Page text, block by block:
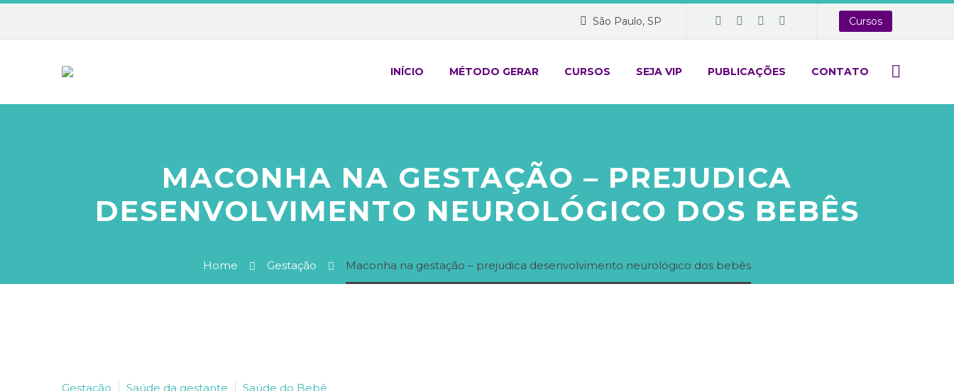
São Paulo, SP Cursos
INÍCIO MÉTODO GERAR CURSOS SEJA VIP PUBLICAÇÕES CONTATO
MACONHA NA GESTAÇÃO – PREJUDICA
DESENVOLVIMENTO NEUROLÓGICO DOS BEBÊS
Home Gestação Maconha na gestação – prejudica desenvolvimento neurológico dos bebês
Gestação Saúde da gestante Saúde do Bebê